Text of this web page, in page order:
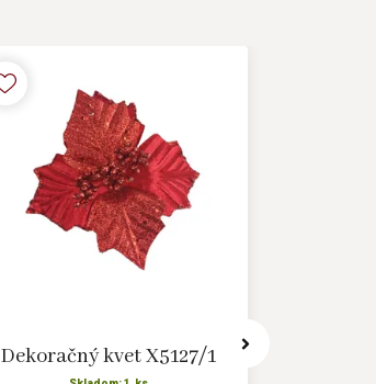
Dekoračný kvet X5127/1